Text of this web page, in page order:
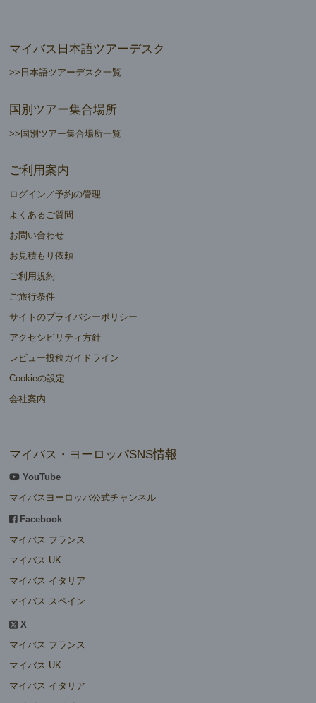
マイバス日本語ツアーデスク
>>日本語ツアーデスク一覧
国別ツアー集合場所
>>国別ツアー集合場所一覧
ご利用案内
ログイン／予約の管理
よくあるご質問
お問い合わせ
お見積もり依頼
ご利用規約
ご旅行条件
サイトのプライバシーポリシー
アクセシビリティ方針
レビュー投稿ガイドライン
Cookieの設定
会社案内
マイバス・ヨーロッパSNS情報
YouTube
マイバスヨーロッパ公式チャンネル
Facebook
マイバス フランス
マイバス UK
マイバス イタリア
マイバス スペイン
X
マイバス フランス
マイバス UK
マイバス イタリア